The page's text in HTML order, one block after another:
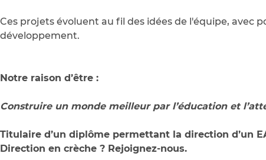
Ces projets évoluent au fil des idées de l'équipe,
développement.
Notre raison d’être :
Construire un monde meilleur par l’éducation et
Titulaire d’un diplôme permettant la direction d’un
Direction en crèche ? Rejoignez-nous.